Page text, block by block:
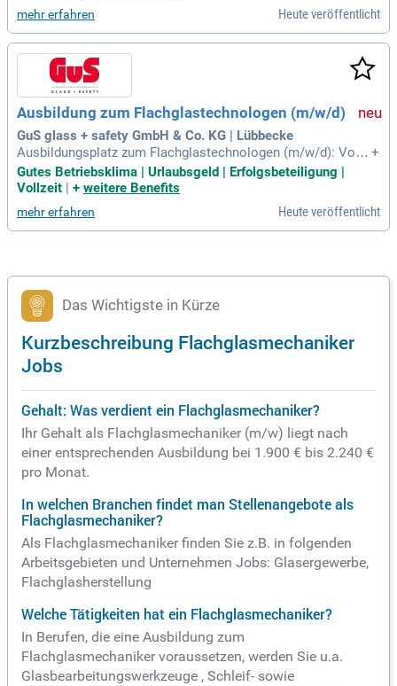
schluss.
mehr erfahren Heute veröffentlicht
Ausbildung zum Flachglastechnologen (m/w/d)
GuS glass + safety GmbH & Co. KG | Lübbecke
Ausbildungsplatz zum Flachglastechnologen (m/w/d): Vollz
eit (38 Std. Woche), Lübbecke.
+
Gutes Betriebsklima | Urlaubsgeld | Erfolgsbeteiligung |
Vollzeit
+ weitere Benefits
mehr erfahren Heute veröffentlicht
Das Wichtigste in Kürze
Kurzbeschreibung Flachglasmechaniker
Jobs
Gehalt: Was verdient ein Flachglasmechaniker?
Ihr Gehalt als Flachglasmechaniker (m/w) liegt nach
einer entsprechenden Ausbildung bei 1.900 € bis 2.240 €
pro Monat.
In welchen Branchen findet man Stellenangebote als
Flachglasmechaniker?
Als Flachglasmechaniker finden Sie z.B. in folgenden
Arbeitsgebieten und Unternehmen Jobs: Glasergewerbe,
Flachglasherstellung
Welche Tätigkeiten hat ein Flachglasmechaniker?
In Berufen, die eine Ausbildung zum
Flachglasmechaniker voraussetzen, werden Sie u.a.
Glasbearbeitungswerkzeuge , Schleif- sowie